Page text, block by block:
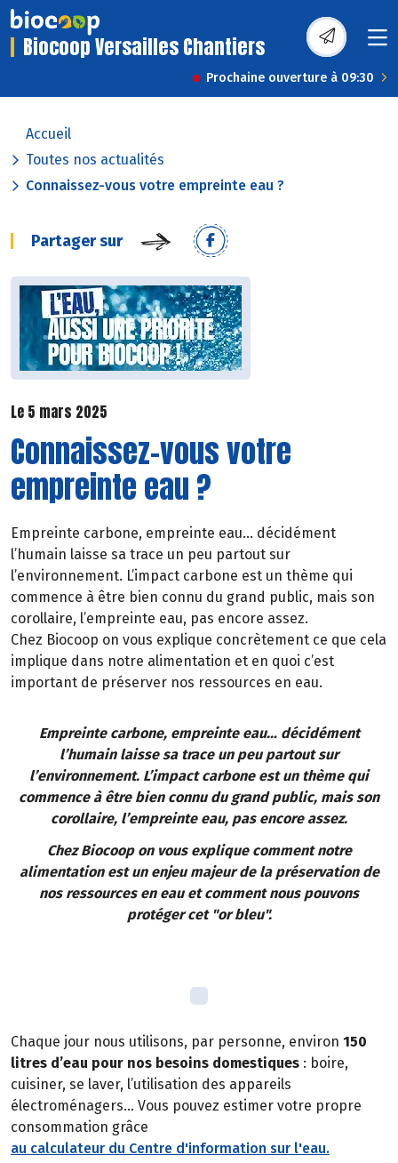
Biocoop Versailles Chantiers
Prochaine ouverture à 09:30
Accueil
Toutes nos actualités
Connaissez-vous votre empreinte eau ?
Partager sur
Le 5 mars 2025
Connaissez-vous votre
empreinte eau ?
Empreinte carbone, empreinte eau… décidément
l’humain laisse sa trace un peu partout sur
l’environnement. L’impact carbone est un thème qui
commence à être bien connu du grand public, mais son
corollaire, l’empreinte eau, pas encore assez.
Chez Biocoop on vous explique concrètement ce que cela
implique dans notre alimentation et en quoi c’est
important de préserver nos ressources en eau.
Empreinte carbone, empreinte eau… décidément
l’humain laisse sa trace un peu partout sur
l’environnement. L’impact carbone est un thème qui
commence à être bien connu du grand public, mais son
corollaire, l’empreinte eau, pas encore assez.
Chez Biocoop on vous explique comment notre
alimentation est un enjeu majeur de la préservation de
nos ressources en eau et comment nous pouvons
protéger cet "or bleu".
Chaque jour nous utilisons, par personne, environ 150
litres d’eau pour nos besoins domestiques : boire,
cuisiner, se laver, l’utilisation des appareils
électroménagers… Vous pouvez estimer votre propre
consommation grâce
au calculateur du Centre d'information sur l'eau.